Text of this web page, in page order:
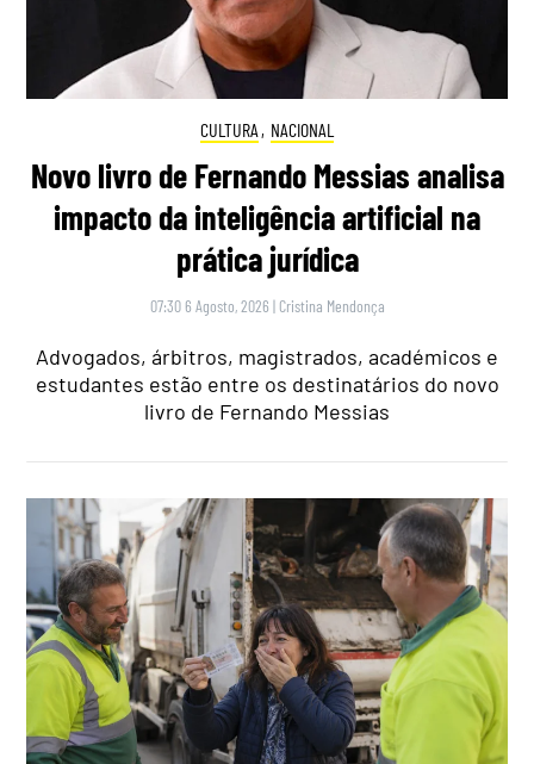
CULTURA , NACIONAL
Novo livro de Fernando Messias analisa
impacto da inteligência artificial na
prática jurídica
07:30 6 Agosto, 2026 | Cristina Mendonça
Advogados, árbitros, magistrados, académicos e
estudantes estão entre os destinatários do novo
livro de Fernando Messias